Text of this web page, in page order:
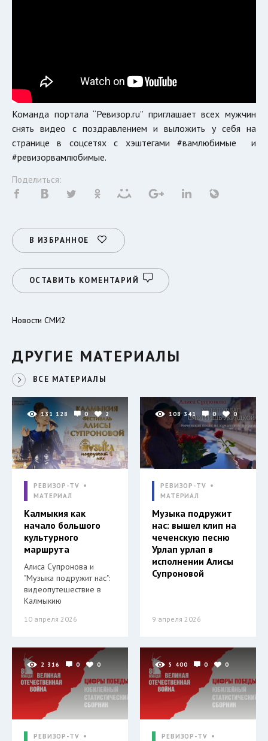
Команда портала “Ревизор.ru” приглашает всех мужчин
снять видео с поздравлением и выложить у себя на
странице в соцсетях с хэштегами #вамлюбимые и
#ревизорвамлюбимые.
Поделиться:
В ИЗБРАННОЕ
ОСТАВИТЬ КОМЕНТАРИЙ
Новости СМИ2
ДРУГИЕ МАТЕРИАЛЫ
ВСЕ МАТЕРИАЛЫ
131 128 0 2
РЕВИЗОР-TV
МАТЕРИАЛ
Калмыкия как
начало большого
культурного
маршрута
Алиса Супронова и
"Музыка подружит нас":
видеопутешествие в
Калмыкию
10 апреля 2026
108 341 0 0
РЕВИЗОР-TV
МАТЕРИАЛ
Музыка подружит
нас: вышел клип на
чеченскую песню
Урлап урлап в
исполнении Алисы
Супроновой
9 апреля 2026
2 316 0 0
РЕВИЗОР-TV
5 400 0 0
РЕВИЗОР-TV